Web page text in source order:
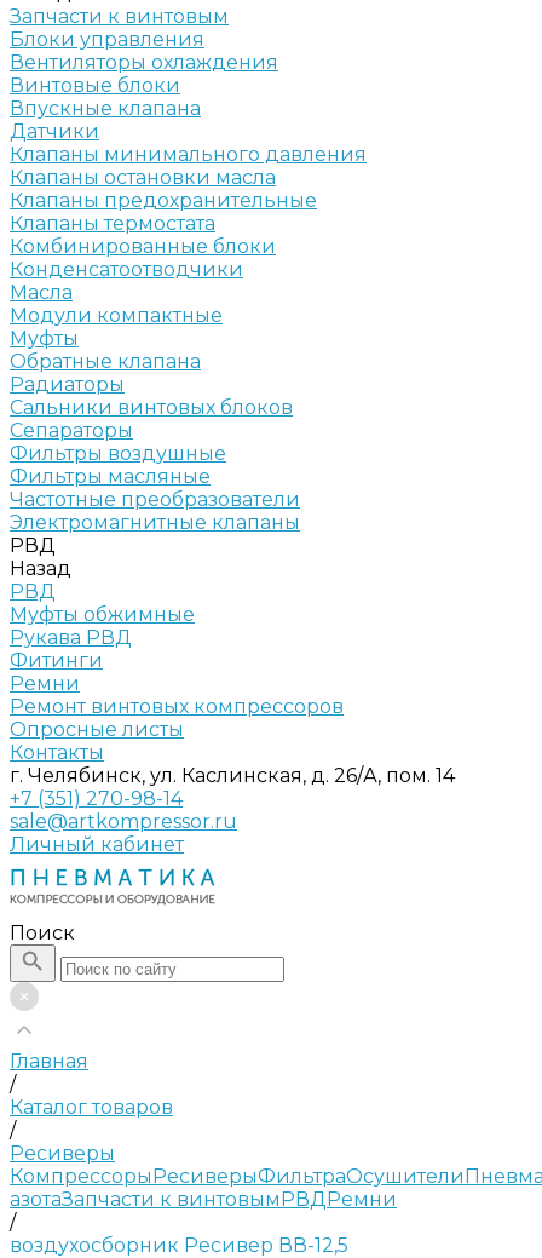
Запчасти к винтовым
Блоки управления
Вентиляторы охлаждения
Винтовые блоки
Впускные клапана
Датчики
Клапаны минимального давления
Клапаны остановки масла
Клапаны предохранительные
Клапаны термостата
Комбинированные блоки
Конденсатоотводчики
Масла
Модули компактные
Муфты
Обратные клапана
Радиаторы
Сальники винтовых блоков
Сепараторы
Фильтры воздушные
Фильтры масляные
Частотные преобразователи
Электромагнитные клапаны
РВД
Назад
РВД
Муфты обжимные
Рукава РВД
Фитинги
Ремни
Ремонт винтовых компрессоров
Опросные листы
Контакты
г. Челябинск, ул. Каслинская, д. 26/А, пом. 14
+7 (351) 270-98-14
sale@artkompressor.ru
Личный кабинет
Поиск
Главная
/
Каталог товаров
/
Ресиверы
КомпрессорыРесиверыФильтраОсушители
азотаЗапчасти к винтовымРВДРемни
/
воздухосборник Ресивер ВВ-12,5